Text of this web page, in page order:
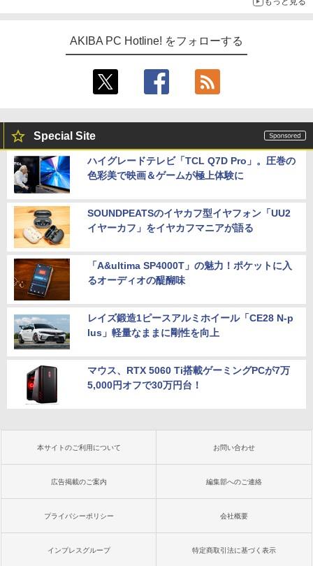
AKIBA PC Hotline! をフォローする
Special Site
ハイグレードテレビ「TCL Q7D Pro」。圧巻の
色彩美で映画＆ゲームが極上体験に
SOUNDPEATSのイヤカフ型イヤフォン「UU2
イヤーカフ」をイヤカフマニアが語る
「A&ultima SP4000T」の魅力！ポケットに入
るオーディオの醍醐味
レイズ鍛造1ピースアルミホイール「CE28 N-p
lus」軽量なままに剛性を向上
マウス、RTX 5060 Ti搭載ゲーミングPCが7万
5,000円オフで30万円台！
本サイトのご利用について お問い合わせ
広告掲載のご案内 編集部へのご連絡
プライバシーポリシー 会社概要
インプレスグループ 特定商取引法に基づく表示